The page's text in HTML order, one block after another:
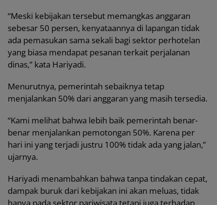
“Meski kebijakan tersebut memangkas anggaran
sebesar 50 persen, kenyataannya di lapangan tidak
ada pemasukan sama sekali bagi sektor perhotelan
yang biasa mendapat pesanan terkait perjalanan
dinas,” kata Hariyadi.
Menurutnya, pemerintah sebaiknya tetap
menjalankan 50% dari anggaran yang masih tersedia.
“Kami melihat bahwa lebih baik pemerintah benar-
benar menjalankan pemotongan 50%. Karena per
hari ini yang terjadi justru 100% tidak ada yang jalan,”
ujarnya.
Hariyadi menambahkan bahwa tanpa tindakan cepat,
dampak buruk dari kebijakan ini akan meluas, tidak
hanya pada sektor pariwisata tetapi juga terhadap